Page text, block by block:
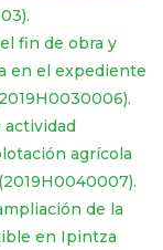
fin de obra y
en el expediente
agrícola
de la
en Ipintza